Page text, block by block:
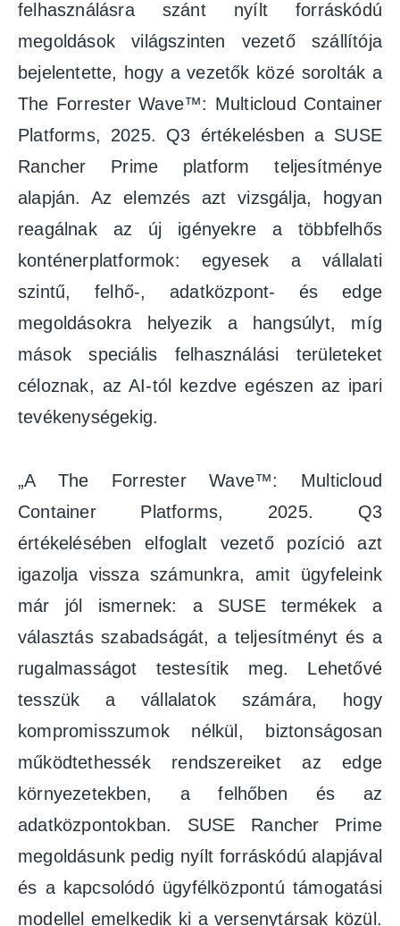
felhasználásra szánt nyílt forráskódú
megoldások világszinten vezető szállítója
bejelentette, hogy a vezetők közé sorolták a
The Forrester Wave™: Multicloud Container
Platforms, 2025. Q3 értékelésben a SUSE
Rancher Prime platform teljesítménye
alapján. Az elemzés azt vizsgálja, hogyan
reagálnak az új igényekre a többfelhős
konténerplatformok: egyesek a vállalati
szintű, felhő-, adatközpont- és edge
megoldásokra helyezik a hangsúlyt, míg
mások speciális felhasználási területeket
céloznak, az AI-tól kezdve egészen az ipari
tevékenységekig.
„A The Forrester Wave™: Multicloud
Container Platforms, 2025. Q3
értékelésében elfoglalt vezető pozíció azt
igazolja vissza számunkra, amit ügyfeleink
már jól ismernek: a SUSE termékek a
választás szabadságát, a teljesítményt és a
rugalmasságot testesítik meg. Lehetővé
tesszük a vállalatok számára, hogy
kompromisszumok nélkül, biztonságosan
működtethessék rendszereiket az edge
környezetekben, a felhőben és az
adatközpontokban. SUSE Rancher Prime
megoldásunk pedig nyílt forráskódú alapjával
és a kapcsolódó ügyfélközpontú támogatási
modellel emelkedik ki a versenytársak közül.